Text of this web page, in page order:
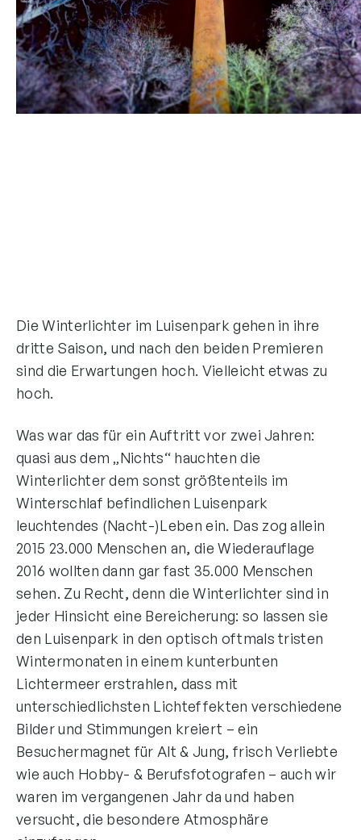
Die Winterlichter im Luisenpark gehen in ihre
dritte Saison, und nach den beiden Premieren
sind die Erwartungen hoch. Vielleicht etwas zu
hoch.
Was war das für ein Auftritt vor zwei Jahren:
quasi aus dem „Nichts“ hauchten die
Winterlichter dem sonst größtenteils im
Winterschlaf befindlichen Luisenpark
leuchtendes (Nacht-)Leben ein. Das zog allein
2015 23.000 Menschen an, die Wiederauflage
2016 wollten dann gar fast 35.000 Menschen
sehen. Zu Recht, denn die Winterlichter sind in
jeder Hinsicht eine Bereicherung: so lassen sie
den Luisenpark in den optisch oftmals tristen
Wintermonaten in einem kunterbunten
Lichtermeer erstrahlen, dass mit
unterschiedlichsten Lichteffekten verschiedene
Bilder und Stimmungen kreiert – ein
Besuchermagnet für Alt & Jung, frisch Verliebte
wie auch Hobby- & Berufsfotografen – auch wir
waren im vergangenen Jahr da und haben
versucht, die besondere Atmosphäre